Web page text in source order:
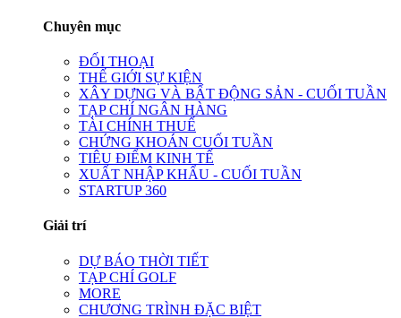
Chuyên mục
ĐỐI THOẠI
THẾ GIỚI SỰ KIỆN
XÂY DỰNG VÀ BẤT ĐỘNG SẢN - CUỐI TUẦN
TẠP CHÍ NGÂN HÀNG
TÀI CHÍNH THUẾ
CHỨNG KHOÁN CUỐI TUẦN
TIÊU ĐIỂM KINH TẾ
XUẤT NHẬP KHẨU - CUỐI TUẦN
STARTUP 360
Giải trí
DỰ BÁO THỜI TIẾT
TẠP CHÍ GOLF
MORE
CHƯƠNG TRÌNH ĐẶC BIỆT